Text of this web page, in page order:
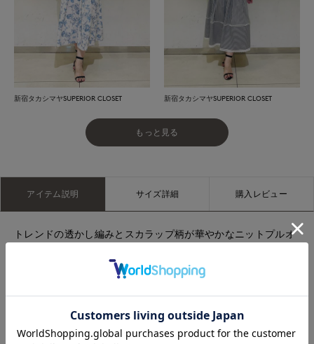
新宿タカシマヤSUPERIOR CLOSET 新宿タカシマヤSUPERIOR CLOSET
もっと見る
アイテム説明 サイズ詳細 購入レビュー
トレンドの透かし編みとスカラップ柄が華やかなニットプルオ
表現しました。ほどよいハリ感と厚みのある部分、繊細な透か
柄を楽しむコーディネートがおすすめです。